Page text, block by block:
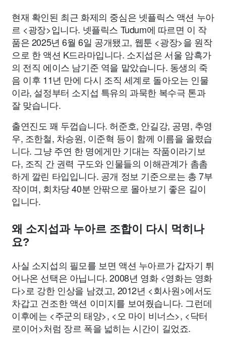
현재 확인된 최근 화제의 중심은 넷플릭스 액션 누아
르 <광장>입니다. 넷플릭스 Tudum에 따르면 이 작
품은 2025년 6월 6일 공개됐고, 웹툰 <광장>을 원작
으로 한 액션 K드라마입니다. 소지섭은 서울 암흑가
의 전직 에이스 남기준 역을 맡았습니다. 동생의 죽
음 이후 11년 만에 다시 조직 세계로 돌아오는 인물
이라, 설정부터 소지섭 특유의 과묵한 복수극 톤과
잘 맞습니다.
출연진도 꽤 두껍습니다. 허준호, 안길강, 공명, 추영
우, 조한철, 차승원, 이준혁 등이 함께 이름을 올렸습
니다. 그냥 주연 한 명에게만 기대는 작품이라기보
다, 조직 간 권력 구도와 인물들의 이해관계가 촘촘
하게 깔린 타입입니다. 공개 정보 기준으로는 총 7부
작이며, 회차당 40분 안팎으로 몰아보기 좋은 길이
입니다.
왜 소지섭과 누아르 조합이 다시 먹히나
요?
사실 소지섭의 필모를 보면 액션 누아르가 갑자기 튀
어나온 선택은 아닙니다. 2008년 영화 <영화는 영화
다>로 강한 인상을 남겼고, 2012년 <회사원>에서도
차갑고 건조한 액션 이미지를 보여줬습니다. 그런데
이후에는 <주군의 태양>, <오 마이 비너스>, <닥터
로이어>처럼 장르 폭을 넓히는 시간이 길었죠.